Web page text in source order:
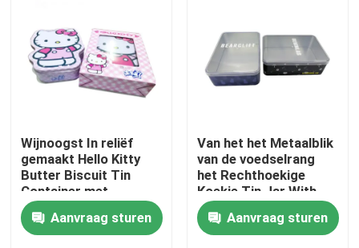
Fabriekstocht
Kwaliteitscontrole
Neem contact met ons op
Vraag een offerte
Wijnoogst In reliëf
gemaakt Hello Kitty
Butter Biscuit Tin
Container met
Dekselmassa
Aanvraag sturen
Van het het Metaalblik
van de voedselrang
het Rechthoekige
Koekje Tin Jar With
Transparent Lid
Aanvraag sturen